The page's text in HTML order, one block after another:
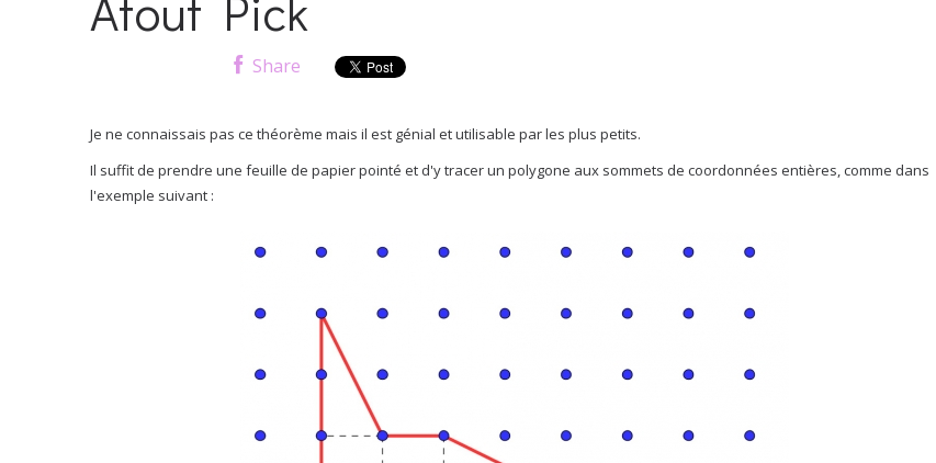
Share
Je ne connaissais pas ce théorème mais il est génial et utilisable par les plus petits.
Il suffit de prendre une feuille de papier pointé et d'y tracer un polygone aux sommets de coordonnées entières, comme dans
l'exemple suivant :